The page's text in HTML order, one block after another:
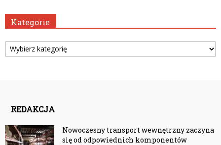
Kategorie
Kategorie
REDAKCJA
Nowoczesny transport wewnętrzny zaczyna
się od odpowiednich komponentów